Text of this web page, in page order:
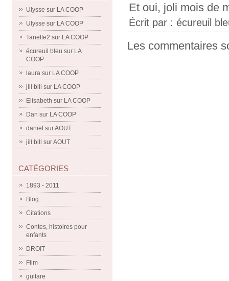
Ulysse sur LA COOP
Ulysse sur LA COOP
Tanette2 sur LA COOP
écureuil bleu sur LA
COOP
laura sur LA COOP
jill bill
sur LA COOP
Elisabeth sur LA COOP
Dan sur LA COOP
daniel surAOUT
jill bill
surAOUT
CATÉGORIES
1893 - 2011
Blog
Citations
Contes, histoires pour
enfants
DROIT
Film
guitare
Et oui, joli mois de
Écrit par : écureuil
Les commentaires